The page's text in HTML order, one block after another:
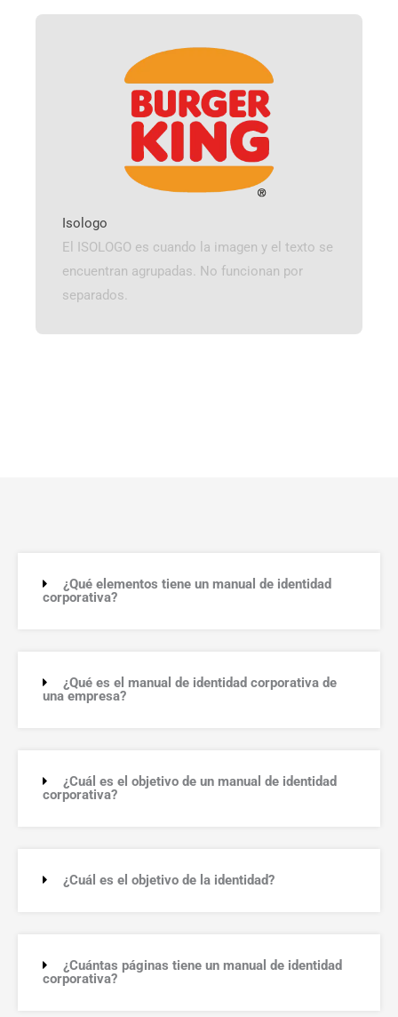
Isologo
El ISOLOGO es cuando la imagen y el texto se
encuentran agrupadas. No funcionan por
separados.
¿Qué elementos tiene un manual de identidad
corporativa?
¿Qué es el manual de identidad corporativa de
una empresa?
¿Cuál es el objetivo de un manual de identidad
corporativa?
¿Cuál es el objetivo de la identidad?
¿Cuántas páginas tiene un manual de identidad
corporativa?